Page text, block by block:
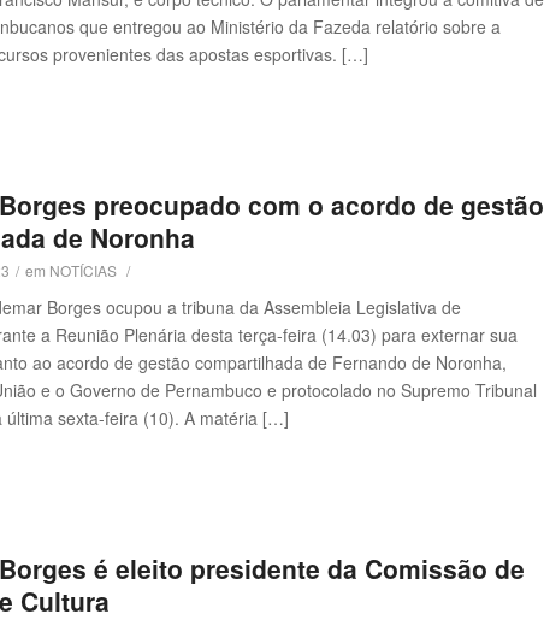
que entregou ao Ministério da Fazeda relatório sobre a
provenientes das apostas esportivas. […]
preocupado com o acordo de gestão
de Noronha
/ em NOTÍCIAS /
Borges ocupou a tribuna da Assembleia Legislativa de
a Reunião Plenária desta terça-feira (14.03) para externar sua
ao acordo de gestão compartilhada de Fernando de Noronha,
e o Governo de Pernambuco e protocolado no Supremo Tribunal
última sexta-feira (10). A matéria […]
é eleito presidente da Comissão de
Cultura